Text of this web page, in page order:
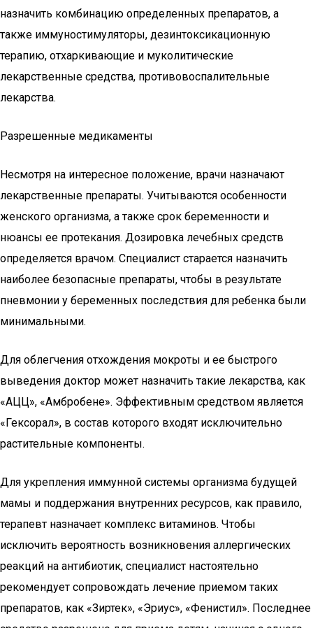
назначить комбинацию определенных препаратов, а
также иммуностимуляторы, дезинтоксикационную
терапию, отхаркивающие и муколитические
лекарственные средства, противовоспалительные
лекарства.
Разрешенные медикаменты
Несмотря на интересное положение, врачи назначают
лекарственные препараты. Учитываются особенности
женского организма, а также срок беременности и
нюансы ее протекания. Дозировка лечебных средств
определяется врачом. Специалист старается назначить
наиболее безопасные препараты, чтобы в результате
пневмонии у беременных последствия для ребенка были
минимальными.
Для облегчения отхождения мокроты и ее быстрого
выведения доктор может назначить такие лекарства, как
«АЦЦ», «Амбробене». Эффективным средством является
«Гексорал», в состав которого входят исключительно
растительные компоненты.
Для укрепления иммунной системы организма будущей
мамы и поддержания внутренних ресурсов, как правило,
терапевт назначает комплекс витаминов. Чтобы
исключить вероятность возникновения аллергических
реакций на антибиотик, специалист настоятельно
рекомендует сопровождать лечение приемом таких
препаратов, как «Зиртек», «Эриус», «Фенистил». Последнее